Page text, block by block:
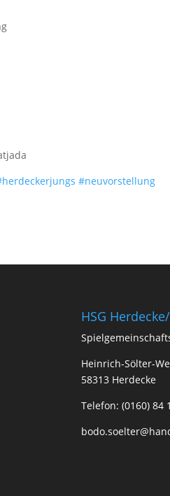
#neuvorstellung
HSG
Heinrich-Sölter-
58313 Herdecke
Telefon: (0160) 84